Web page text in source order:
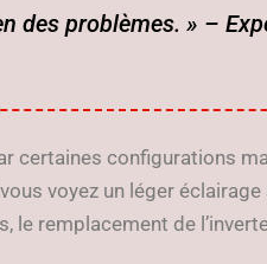
des problèmes. » –
certaines configurations
voyez un léger
le remplacement de